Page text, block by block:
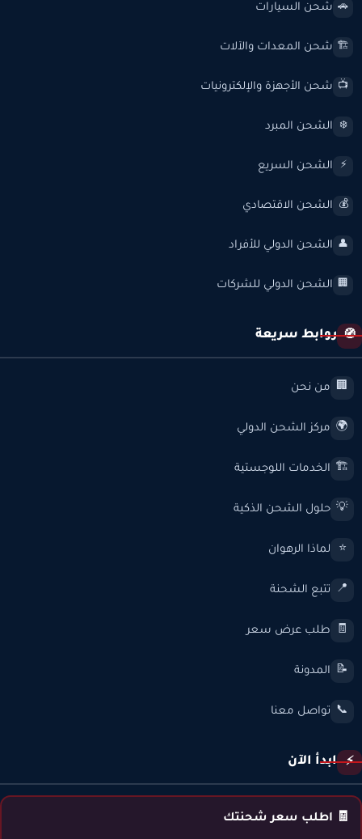
🚗 شحن السيارات
🏗️ شحن المعدات والآلات
📺 شحن الأجهزة والإلكترونيات
❄️ الشحن المبرد
⚡ الشحن السريع
💰 الشحن الاقتصادي
👤 الشحن الدولي للأفراد
🏢 الشحن الدولي للشركات
🧭 روابط سريعة
🏢 من نحن
🌍 مركز الشحن الدولي
🏗️ الخدمات اللوجستية
💡 حلول الشحن الذكية
⭐ لماذا الرهوان
📍 تتبع الشحنة
🧾 طلب عرض سعر
📝 المدونة
📞 تواصل معنا
⚡ ابدأ الآن
🧾 اطلب سعر شحنتك